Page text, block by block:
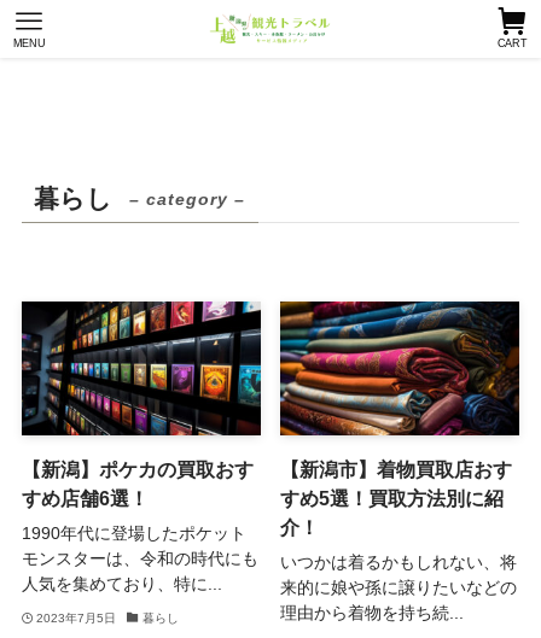
CART
MENU
暮らし – category –
【新潟】ポケカの買取おす
すめ店舗6選！
1990年代に登場したポケット
モンスターは、令和の時代にも
人気を集めており、特に...
2023年7月5日 暮らし
【新潟市】着物買取店おす
すめ5選！買取方法別に紹
介！
いつかは着るかもしれない、将
来的に娘や孫に譲りたいなどの
理由から着物を持ち続...